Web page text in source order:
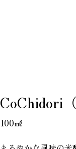
CoChidori
100㎖